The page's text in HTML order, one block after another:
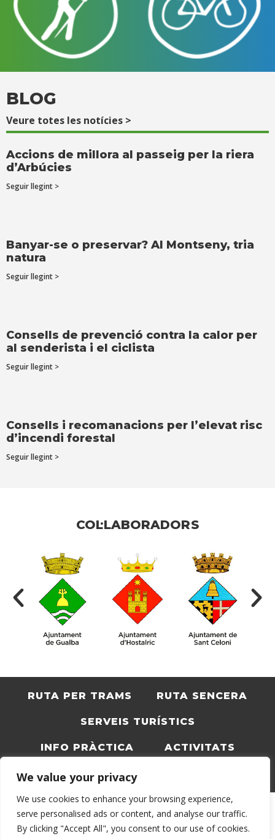
We value your privacy
We use cookies to enhance your browsing experience,
serve personalised ads or content, and analyse our traffic.
By clicking "Accept All", you consent to our use of cookies.
BLOG
Veure totes les notícies >
Accions de millora al passeig per la riera
d’Arbúcies
Seguir llegint >
Banyar-se o preservar? Al Montseny, tria
natura
Seguir llegint >
Consells de prevenció contra la calor per
al senderista i el ciclista
Seguir llegint >
Consells i recomanacions per l’elevat risc
d’incendi forestal
Seguir llegint >
COL·LABORADORS
RUTA PER TRAMS RUTA SENCERA
SERVEIS TURÍSTICS
INFO PRÀCTICA ACTIVITATS
BLOC